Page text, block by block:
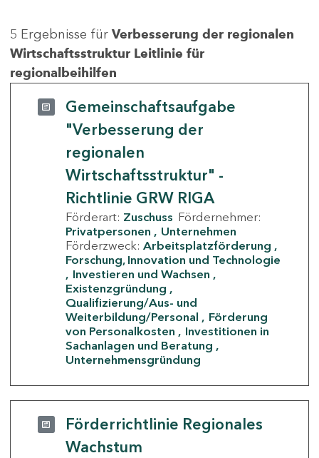
5 Ergebnisse für Verbesserung der regionalen
Wirtschaftsstruktur Leitlinie für
regionalbeihilfen
Gemeinschaftsaufgabe
"Verbesserung der
regionalen
Wirtschaftsstruktur" -
Richtlinie GRW RIGA
Förderart: Zuschuss Fördernehmer:
Privatpersonen
Unternehmen
Förderzweck: Arbeitsplatzförderung
Forschung, Innovation und Technologie
Investieren und Wachsen
Existenzgründung
Qualifizierung/Aus- und
Weiterbildung/Personal
Förderung
von Personalkosten
Investitionen in
Sachanlagen und Beratung
Unternehmensgründung
Förderrichtlinie Regionales
Wachstum